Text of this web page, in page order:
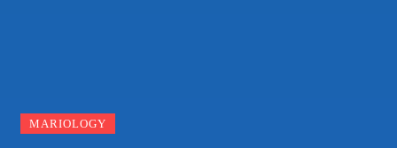
MARIOLOGY